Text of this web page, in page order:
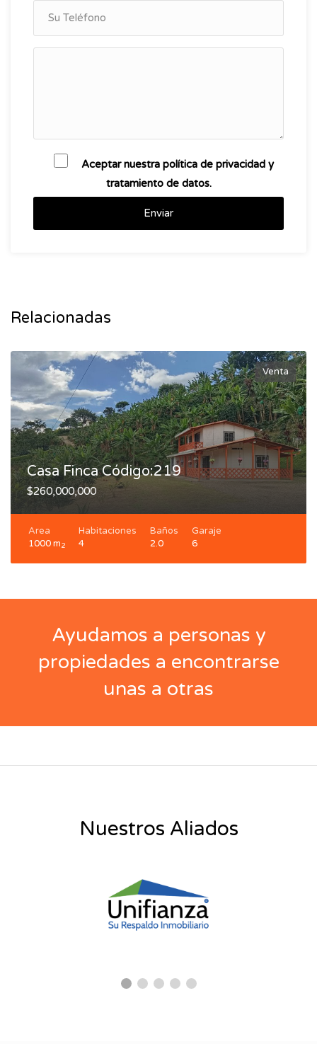
Aceptar nuestra política de privacidad y
tratamiento de datos.
Enviar
Relacionadas
Venta
Casa Finca Código:219
$260,000,000
Area
1000 m2
Habitaciones
4
Baños
2.0
Garaje
6
Ayudamos a personas y
propiedades a encontrarse
unas a otras
Nuestros Aliados